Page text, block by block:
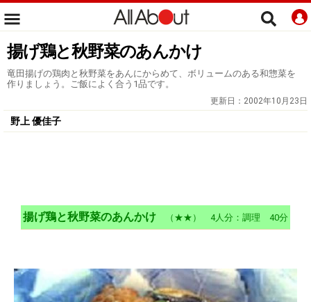
揚げ鶏と秋野菜のあんかけ
竜田揚げの鶏肉と秋野菜をあんにからめて、ボリュームのある和惣菜を
作りましょう。ご飯によく合う1品です。
更新日： 2002年10月23日
野上 優佳子
揚げ鶏と秋野菜のあんかけ （★★） 4人分：調理 40分